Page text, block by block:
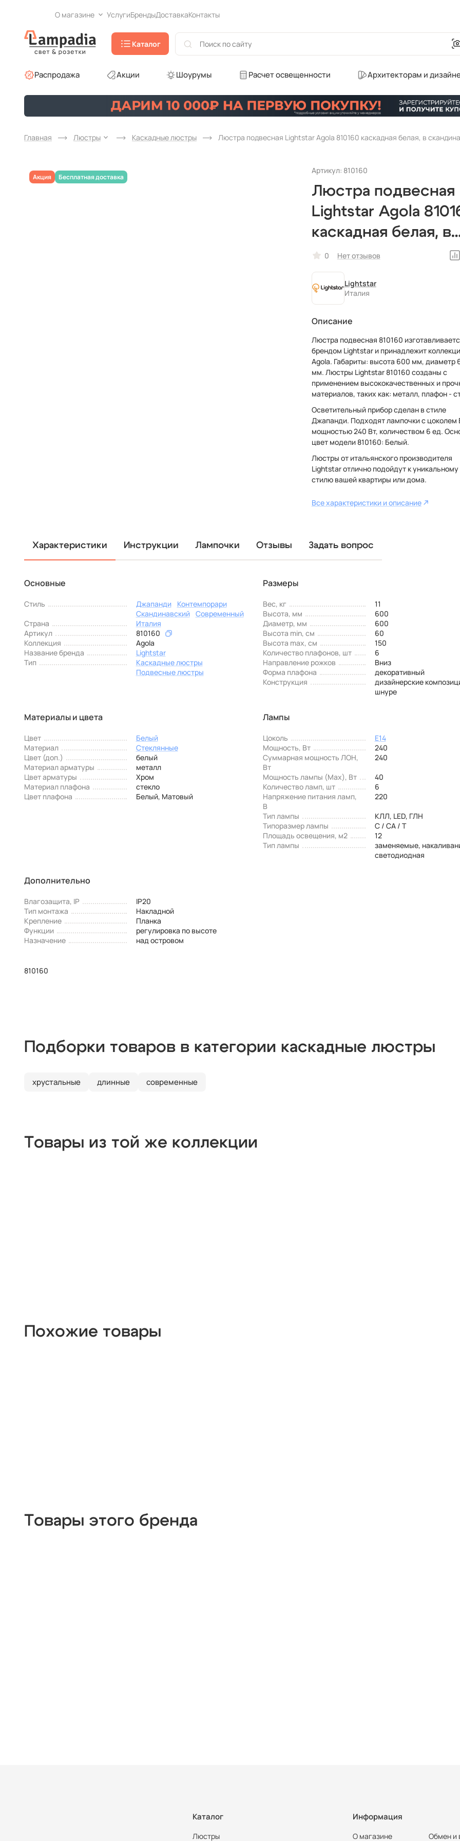
О магазине УслугиБрендыДоставкаКонтакты
Каталог
Распродажа Акции Шоурумы Расчет освещенности Архитекторам и
Главная Люстры Каскадные люстры
Артикул: 810160
Люстра подвесная
Lightstar Agola
каскадная белая, в
скандинавском
итальянская
0 Нет отзывов
Lightstar
Италия
Описание
Люстра подвесная 810160
брендом Lightstar и принадлежит
Agola. Габариты: высота 600 мм, диаметр 600
мм. Люстры Lightstar 810160 созданы с
применением высококачественных и
материалов, таких как: металл, плафон -
Осветительный прибор сделан в стиле
Джапанди. Подходят лампочки с цоколем
мощностью 240 Вт, количеством 6 ед.
цвет модели 810160: Белый.
Люстры от итальянского производителя
Lightstar отлично подойдут к уникальному
стилю вашей квартиры или дома.
Все характеристики и описание
Характеристики Инструкции Лампочки Отзывы Задать вопрос
Основные
Стиль Джапанди
Контемпорари
Скандинавский
Современный
Страна
Италия
Артикул
810160
Коллекция
Agola
Название бренда
Lightstar
Тип
Каскадные люстры
Подвесные люстры
Размеры
Вес, кг
11
Высота, мм
600
Диаметр, мм
600
Высота min, см
60
Высота max, см
150
Количество плафонов, шт
6
Направление рожков
Вниз
Форма плафона
декоративный
Конструкция
дизайнерские
шнуре
Материалы и цвета
Цвет
Белый
Материал
Стеклянные
Цвет (доп.)
белый
Материал арматуры
металл
Цвет арматуры
Хром
Материал плафона
стекло
Цвет плафона
Белый, Матовый
Лампы
Цоколь
E14
Мощность, Вт
240
Суммарная мощность ЛОН,
Вт
240
Мощность лампы (Max), Вт
40
Количество ламп, шт
6
Напряжение питания ламп,
В
220
Тип лампы
КЛЛ, LED, ГЛН
Типоразмер лампы
C / CA / T
Площадь освещения, м2
12
Тип лампы
заменяемые,
светодиодная
Дополнительно
Влагозащита, IP
IP20
Тип монтажа
Накладной
Крепление
Планка
Функции
регулировка по высоте
Назначение
над островом
810160
Подборки товаров в категории каскадные люстры
хрустальные длинные современные
Товары из той же коллекции
Похожие товары
Товары этого бренда
Каталог
Люстры
Информация
О магазине Обмен и